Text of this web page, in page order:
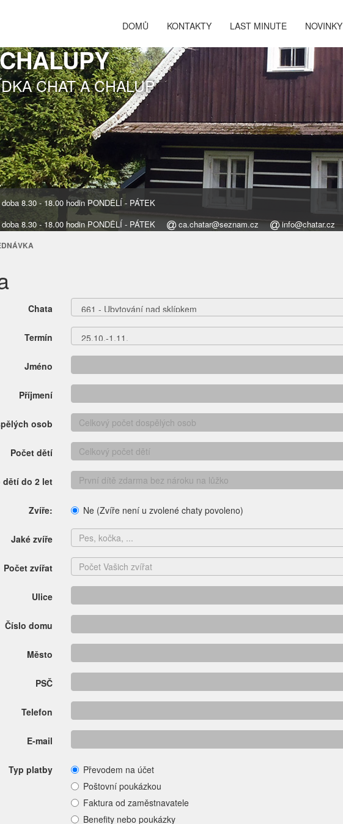
DOMŮ KONTAKTY LAST MINUTE NOVINKY
CHAT A CHALUP
8.30 - 18.00 hodin PONDĚLÍ - PÁTEK
8.30 - 18.00 hodin PONDĚLÍ - PÁTEK
ca.chatar@seznam.cz info@chatar.cz
Chata
Termín
Jméno
Příjmení
osob
Počet dětí
dětí do 2 let
Zvíře: Ne (Zvíře není u zvolené chaty povoleno)
Jaké zvíře
Počet zvířat
Ulice
Číslo domu
Město
PSČ
Telefon
E-mail
Typ platby
Převodem na účet
Poštovní poukázkou
Faktura od zaměstnavatele
Benefity nebo poukázky